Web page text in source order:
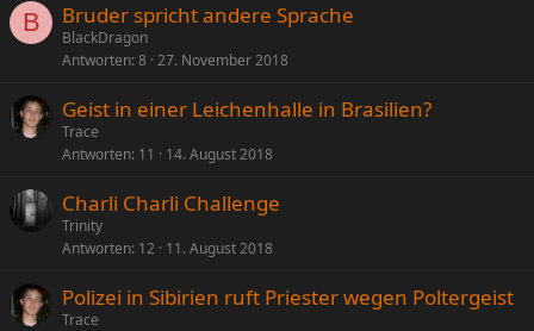
B Bruder spricht andere Sprache
BlackDragon
Antworten 8 27. November 2018
Geist in einer Leichenhalle in Brasilien?
Trace
Antworten 11 14. August 2018
Charli Charli Challenge
Trinity
Antworten 12 11. August 2018
Polizei in Sibirien ruft Priester wegen Poltergeist
Trace